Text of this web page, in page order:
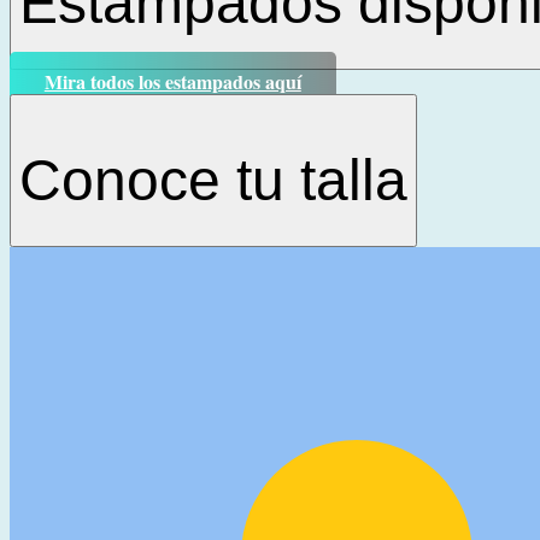
Mira todos los estampados aquí
Conoce tu talla